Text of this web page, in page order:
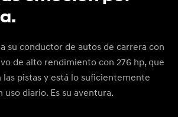
su conductor de autos de carrera con
de alto rendimiento con 276 hp, que
pistas y está lo suficientemente
uso diario. Es su aventura.